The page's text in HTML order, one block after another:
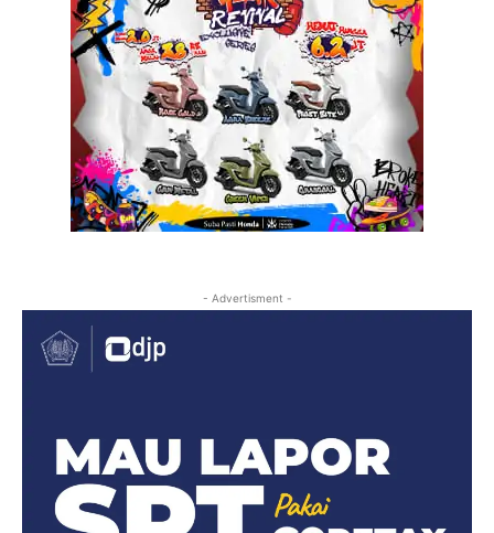
- Advertisment -